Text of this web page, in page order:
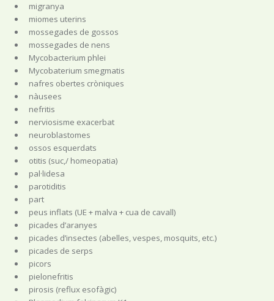
migranya
miomes uterins
mossegades de gossos
mossegades de nens
Mycobacterium phlei
Mycobaterium smegmatis
nafres obertes cròniques
nàusees
nefritis
nerviosisme exacerbat
neuroblastomes
ossos esquerdats
otitis (suc,/ homeopatia)
pal·lidesa
parotiditis
part
peus inflats (UE + malva + cua de cavall)
picades d’aranyes
picades d’insectes (abelles, vespes, mosquits, etc.)
picades de serps
picors
pielonefritis
pirosis (reflux esofàgic)